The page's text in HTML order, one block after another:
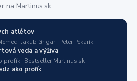
na Martinus.sk.
atlétov
· Jakub Grigar · Peter Pekarík
veda a výživa
profík · Bestseller Martinus.sk
ako profík